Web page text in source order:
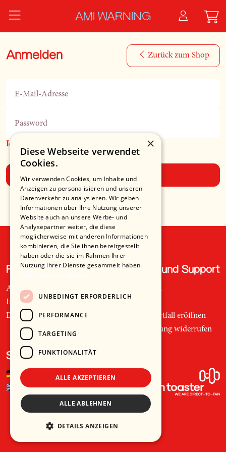
AMI WARNING
Anmelden Zurück zum Shop
E-Mail-Adresse
Password
Ich habe mein Passwort vergessen
Anmelden
Recht und Ordnung
AGB
Impressum
Datenschutz
Hilfe und Support
Telefon
Supportfall eröffnen
Bestellung widerrufen
Sprache
🇩🇪
Deutsch
🇬🇧
Englisch
×
Diese Webseite verwendet
Cookies.
Wir verwenden Cookies, um Inhalte und
Anzeigen zu personalisieren und unseren
Datenverkehr zu analysieren. Wir geben
Informationen über Ihre Nutzung unserer
Website auch an unsere Werbe- und
Analysepartner weiter, die diese
möglicherweise mit anderen Informationen
kombinieren, die Sie ihnen bereitgestellt
haben oder die sie im Rahmen Ihrer
Nutzung ihrer Dienste gesammelt haben.
UNBEDINGT ERFORDERLICH
PERFORMANCE
TARGETING
FUNKTIONALITÄT
ALLE AKZEPTIEREN
ALLE ABLEHNEN
DETAILS ANZEIGEN